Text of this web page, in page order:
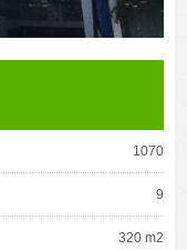
1070
9
320 m2